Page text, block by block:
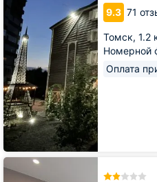
9.3 71
Томск, 1.2
Номерной
Оплата
Гостиница
Спутник